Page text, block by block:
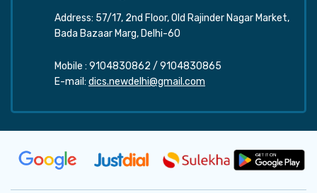
Address: 57/17, 2nd Floor, Old Rajinder Nagar Market,
Bada Bazaar Marg, Delhi-60
Mobile : 9104830862 / 9104830865
E-mail: dics.newdelhi@gmail.com